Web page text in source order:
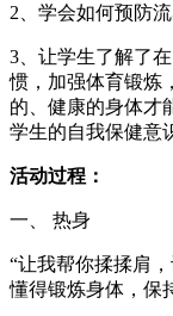
2、学会如何预防
3、让学生了解了
惯，加强体育锻炼
的、健康的身体才
学生的自我保健意
活动过程：
一、 热身
“让我帮你揉揉肩
懂得锻炼身体，保